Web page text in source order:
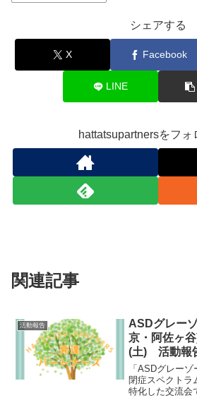
シェアする
X Facebook
LINE
hattatsupartnersをフォ
関連記事
活動報告
ASDグレー
京・阿佐ヶ
(土) 活動報
ン支援】
「ASDグレー
閉症スペクトラ
特化した交流会